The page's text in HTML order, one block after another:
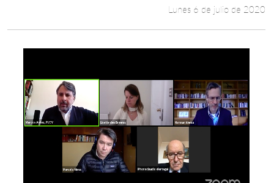
Lunes 6 de julio de 2020